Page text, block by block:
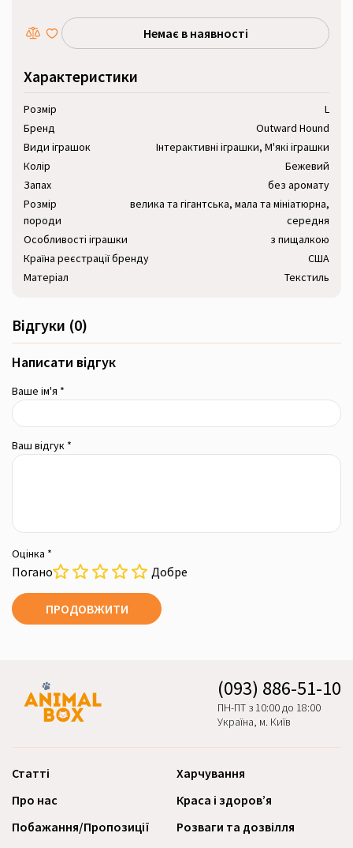
Немає в наявності
Характеристики
Розмір
L
Бренд
Outward Hound
Види іграшок
Інтерактивні іграшки, М'які іграшки
Колір
Бежевий
Запах
без аромату
Розмір
породи
велика та гігантська, мала та мініатюрна,
середня
Особливості іграшки
з пищалкою
Країна реєстрації бренду
США
Матеріал
Текстиль
Відгуки (0)
Написати відгук
Ваше ім'я *
Ваш відгук *
Оцінка *
Погано Добре
ПРОДОВЖИТИ
(093) 886-51-10
ПН-ПТ з 10:00 до 18:00
Україна, м. Київ
Статті
Про нас
Побажання/Пропозиції
Харчування
Краса і здоров’я
Розваги та дозвілля